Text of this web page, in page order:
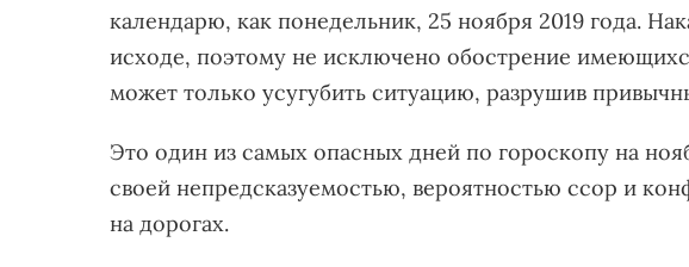
календарю, как понедельник, 25 ноября 2019 года.
исходе, поэтому не исключено обострение
может только усугубить ситуацию, разрушив
Это один из самых опасных дней по гороскопу на
своей непредсказуемостью, вероятностью ссор и
на дорогах.